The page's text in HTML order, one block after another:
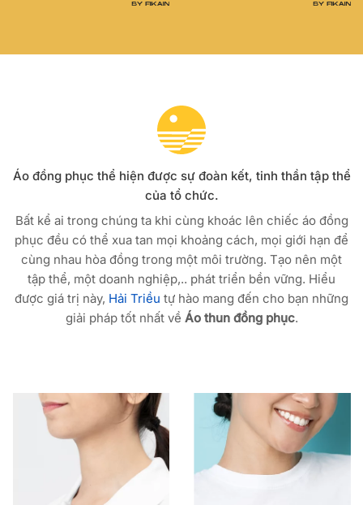
Áo đồng phục thể hiện được sự đoàn kết, tinh thần tập thể
của tổ chức.
Bất kể ai trong chúng ta khi cùng khoác lên chiếc áo đồng
phục đều có thể xua tan mọi khoảng cách, mọi giới hạn để
cùng nhau hòa đồng trong một môi trường. Tạo nên một
tập thể, một doanh nghiệp,.. phát triển bền vững. Hiểu
được giá trị này, Hải Triều tự hào mang đến cho bạn những
giải pháp tốt nhất về Áo thun đồng phục.